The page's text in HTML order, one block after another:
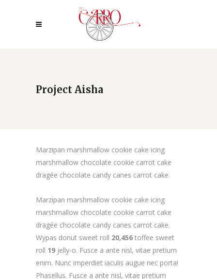
Project Aisha
Marzipan marshmallow cookie cake icing
marshmallow chocolate cookie carrot cake
dragée chocolate candy canes carrot cake.
Marzipan marshmallow cookie cake icing
marshmallow chocolate cookie carrot cake
dragée chocolate candy canes carrot cake.
Wypas donut sweet roll 20,456 toffee sweet
roll 19 jelly-o. Fusce a ante nisl, vitae pretium
enim. Nunc imperdiet iaculis augue nec porta!
Phasellus. Fusce a ante nisl, vitae pretium